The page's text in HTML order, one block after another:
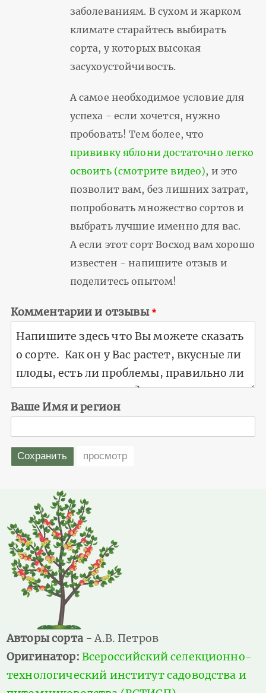
заболеваниям. В сухом и жарком
климате старайтесь выбирать
сорта, у которых высокая
засухоустойчивость.
А самое необходимое условие для
успеха - если хочется, нужно
пробовать! Тем более, что
прививку яблони достаточно легко
освоить (смотрите видео), и это
позволит вам, без лишних затрат,
попробовать множество сортов и
выбрать лучшие именно для вас.
А если этот сорт Восход вам хорошо
известен - напишите отзыв и
поделитесь опытом!
Комментарии и отзывы
Ваше Имя и регион
Авторы сорта -А.В. Петров
Оригинатор: Всероссийский селекционно-
технологический институт садоводства и